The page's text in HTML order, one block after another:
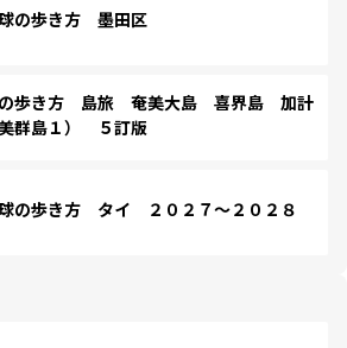
の歩き方 墨田区
歩き方 島旅 奄美大島 喜界島 加計
群島１） ５訂版
の歩き方 タイ ２０２７～２０２８